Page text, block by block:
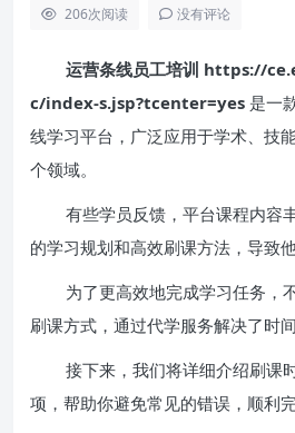
206次阅读 没有评论
运营条线员工培训 https://
c/index-s.jsp?tcenter=yes 是一
线学习平台，广泛应用于学术、技
个领域。
有些学员反馈，平台课程内容
的学习规划和高效刷课方法，导致
为了更高效地完成学习任务，
刷课方式，通过代学服务解决了时
接下来，我们将详细介绍刷课
项，帮助你避免常见的错误，顺利完